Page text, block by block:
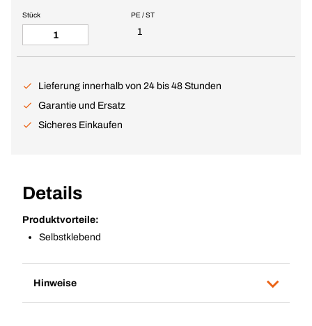
PE / ST
1
Stück
Lieferung innerhalb von 24 bis 48 Stunden
Garantie und Ersatz
Sicheres Einkaufen
Details
Produktvorteile:
Selbstklebend
Hinweise